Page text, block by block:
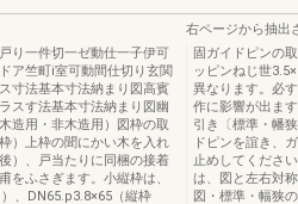
り一件切一ゼ動仕一子伊可
ア竺町i室可動間仕切り玄関
寸法基本寸法納まり図高賓
スす法基本寸法納まり図幽
造用・非木造用）図枠の取
）上枠の聞にかい木を入れ
）、戸当たりに同梱の接着
をふさぎます。小縦枠は、
、DN65.p3.8×65（縦枠
右ページから抽出
固ガイドピンの
ッピンねじ世
異なります。必
作に影響が出ま
引き〔標準・幡
ドピンを誼き、
止めしてくださ
は、図と左右対
図・標準・幅狭